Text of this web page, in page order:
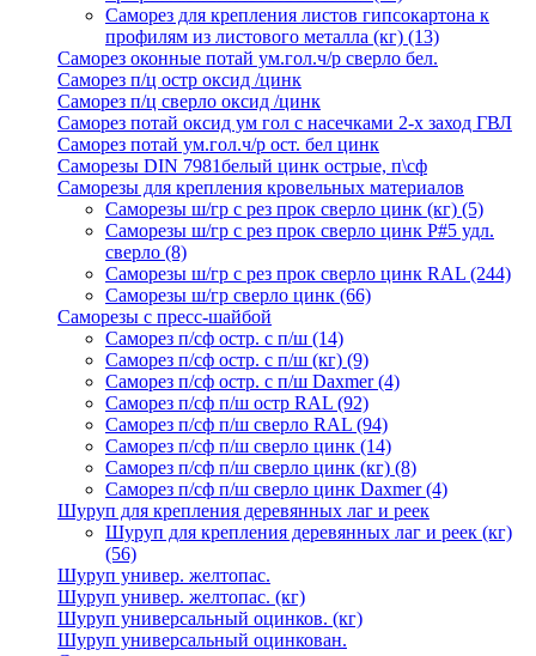
Саморез для крепления листов гипсокартона к
профилям из листового металла (кг) (13)
Саморез оконные потай ум.гол.ч/р сверло бел.
Саморез п/ц остр оксид /цинк
Саморез п/ц сверло оксид /цинк
Саморез потай оксид ум гол с насечками 2-х заход ГВЛ
Саморез потай ум.гол.ч/р ост. бел цинк
Саморезы DIN 7981белый цинк острые, п\сф
Саморезы для крепления кровельных материалов
Саморезы ш/гр с рез прок сверло цинк (кг) (5)
Саморезы ш/гр с рез прок сверло цинк P#5 удл.
сверло (8)
Саморезы ш/гр с рез прок сверло цинк RAL (244)
Саморезы ш/гр сверло цинк (66)
Саморезы с пресс-шайбой
Саморез п/сф остр. с п/ш (14)
Саморез п/сф остр. с п/ш (кг) (9)
Саморез п/сф остр. с п/ш Daxmer(4)
Саморез п/сф п/ш остр RAL (92)
Саморез п/сф п/ш сверло RAL (94)
Саморез п/сф п/ш сверло цинк (14)
Саморез п/сф п/ш сверло цинк (кг) (8)
Саморез п/сф п/ш сверло цинк Daxmer(4)
Шуруп для крепления деревянных лаг и реек
Шуруп для крепления деревянных лаг и реек (кг)
(56)
Шуруп универ. желтопас.
Шуруп универ. желтопас. (кг)
Шуруп универсальный оцинков. (кг)
Шуруп универсальный оцинкован.